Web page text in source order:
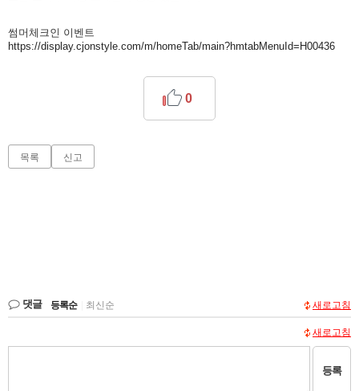
썸머체크인 이벤트
https://display.cjonstyle.com/m/homeTab/main?hmtabMenuId=H00436
0
목록 신고
댓글 등록순 최신순 새로고침
새로고침
등록